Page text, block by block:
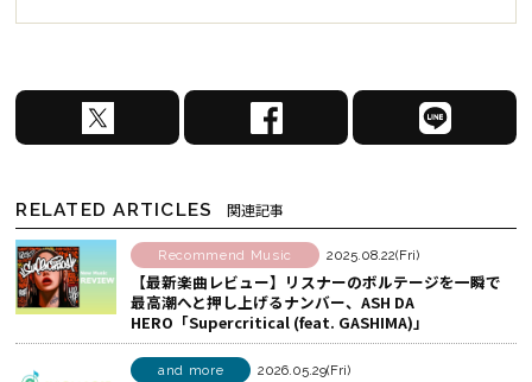
X
で
ア
す
る
F
a
b
o
o
k
で
シ
L
I
シ
ェ
ア
す
RELATED ARTICLES 関連記事
Recommend Music 2025.08.22(Fri)
【最新楽曲レビュー】リスナーのボルテージを一瞬で
最高潮へと押し上げるナンバー、ASH DA
HERO「Supercritical (feat. GASHIMA)」
and more 2026.05.29(Fri)